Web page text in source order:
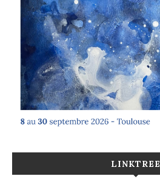
LINKTREE